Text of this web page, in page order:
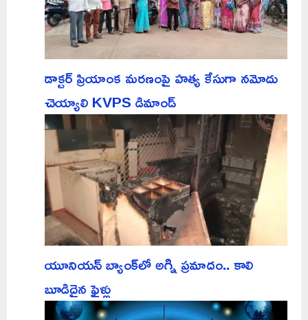
డాక్టర్ ప్రియాంక మరణంపై హత్య కేసుగా నమోదు
చెయ్యాలి KVPS డిమాండ్
యూనియన్ బ్యాంక్‌లో అగ్ని ప్రమాదం.. కాలి
బూడిదైన ఫైళ్లు